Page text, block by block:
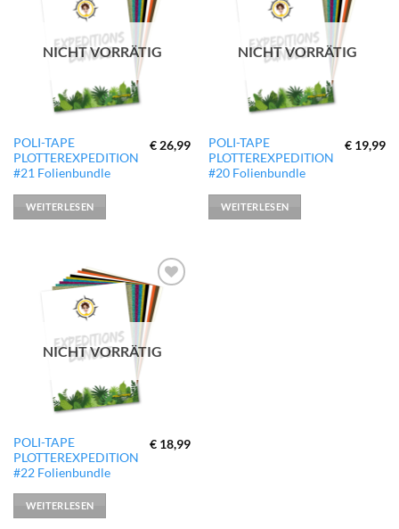
Wunschliste
hinzufügen
NICHT VORRÄTIG
POLI-TAPE
PLOTTEREXPEDITION
#21 Folienbundle
€ 26,99
WEITERLESEN
Wunschliste
hinzufügen
NICHT VORRÄTIG
POLI-TAPE
PLOTTEREXPEDITION
#20 Folienbundle
€ 19,99
WEITERLESEN
zur
Wunschliste
hinzufügen
NICHT VORRÄTIG
POLI-TAPE
PLOTTEREXPEDITION
#22 Folienbundle
€ 18,99
WEITERLESEN